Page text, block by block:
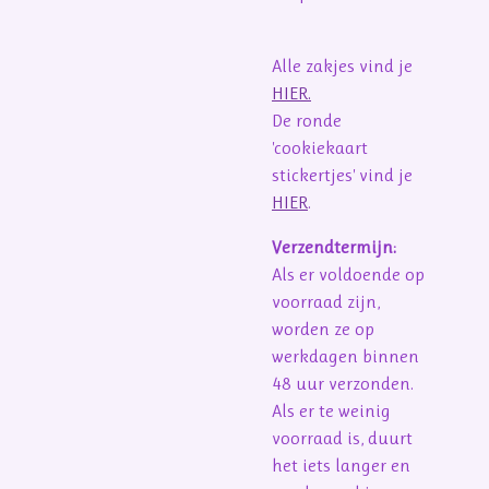
Alle zakjes vind je
HIER.
De ronde
'cookiekaart
stickertjes' vind je
HIER.
Verzendtermijn:
Als er voldoende op
voorraad zijn,
worden ze op
werkdagen binnen
48 uur verzonden.
Als er te weinig
voorraad is, duurt
het iets langer en